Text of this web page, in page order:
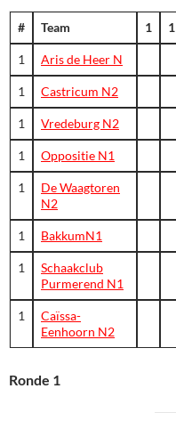
# Team 1 1
1 Aris de Heer N
1 Castricum N2
1 Vredeburg N2
1 Oppositie N1
1
De Waagtoren
N2
1 BakkumN1
1
Schaakclub
Purmerend N1
1
Caïssa-
Eenhoorn N2
Ronde 1